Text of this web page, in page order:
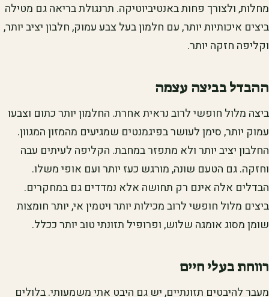
מחלות, ולצורך פחות באנטיביוטיקה. תרנגולת בריאה גם מטילה
ביצים איכותיות יותר, עם חלמון בעל צבע עמוק, חלבון יציב יותר,
וקליפה חזקה יותר.
ההבדל בביצה עצמה
ביצה מלול חופשי לרוב נראית אחרת. החלמון יותר כתום וצבעו
עמוק יותר, סימן לעושר בפיגמנטים שמגיעים מהמזון המגוון.
החלבון יציב יותר ולא מתפזר במחבת. הקליפה לעיתים עבה
וחזקה. גם הטעם שונה, מורגש כעז יותר ועם אופי משלו.
הבדלים אלה אינם רק תחושה אלא נמדדים גם במחקרים.
ביצים מלול חופשי לרוב מכילות יותר ויטמין אי, יותר חומצות
שומן מסוג אומגה שלוש, ופרופיל תזונתי טוב יותר ככלל.
רווחת בעלי חיים
מעבר להיבטים תזונתיים, יש גם היבט אתי משמעותי. בלולים